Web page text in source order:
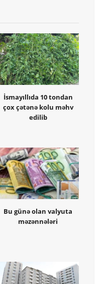
İsmayıllıda 10 tondan
çox çətənə kolu məhv
edilib
Bu günə olan valyuta
məzənnələri